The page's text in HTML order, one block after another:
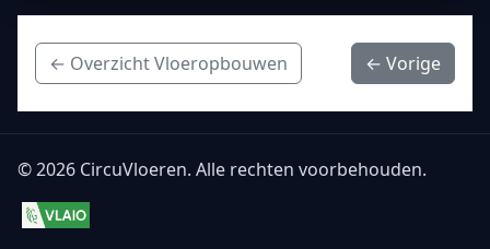
← Overzicht Vloeropbouwen ← Vorige
© 2026 CircuVloeren. Alle rechten voorbehouden.